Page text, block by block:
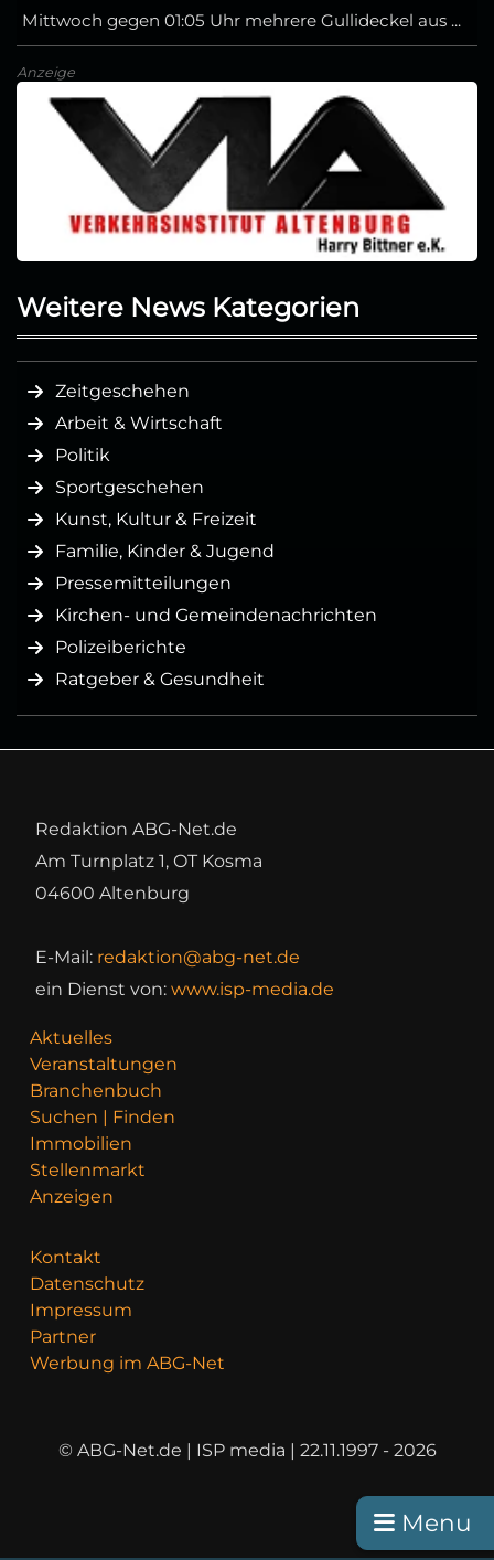
Menu
Mittwoch gegen 01:05 Uhr mehrere Gullideckel aus ...
Anzeige
Weitere News Kategorien
Zeitgeschehen
Arbeit & Wirtschaft
Politik
Sportgeschehen
Kunst, Kultur & Freizeit
Familie, Kinder & Jugend
Pressemitteilungen
Kirchen- und Gemeindenachrichten
Polizeiberichte
Ratgeber & Gesundheit
Redaktion ABG-Net.de
Am Turnplatz 1, OT Kosma
04600 Altenburg
E-Mail: redaktion@abg-net.de
ein Dienst von: www.isp-media.de
Aktuelles
Veranstaltungen
Branchenbuch
Suchen | Finden
Immobilien
Stellenmarkt
Anzeigen
Kontakt
Datenschutz
Impressum
Partner
Werbung im ABG-Net
© ABG-Net.de | ISP media | 22.11.1997 - 2026